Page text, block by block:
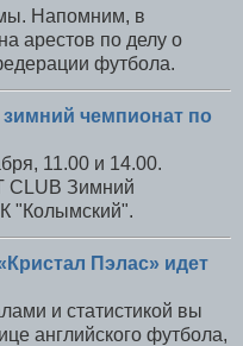
Напомним, в
арестов по делу о
футбола.
зимний чемпионат по
11.00 и 14.00.
CLUB Зимний
"Колымский".
Пэлас» идет
и статистикой вы
английского футбола,